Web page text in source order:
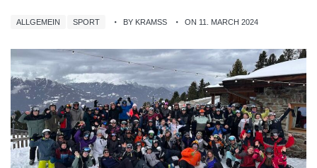
ALLGEMEIN SPORT BY KRAMSS ON 11. MARCH 2024